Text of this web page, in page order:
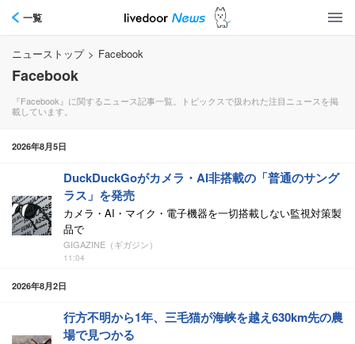
一覧
ニューストップ > Facebook
Facebook
『Facebook』に関するニュース記事一覧。トピックスで扱われた注目ニュースを掲
載しています。
2026年8月5日
DuckDuckGoがカメラ・AI非搭載の「普通のサング
ラス」を発売
カメラ・AI・マイク・電子機器を一切搭載しない監視対策製
品で
GIGAZINE（ギガジン）
11:04
2026年8月2日
行方不明から1年、三毛猫が海峡を越え630km先の農
場で見つかる